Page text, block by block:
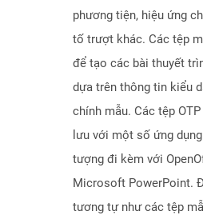
phương tiện, hiệu ứng
tố trượt khác. Các tệp
để tạo các bài thuyết
dựa trên thông tin kiểu
chính mẫu. Các tệp
lưu với một số ứng
tượng đi kèm với
Microsoft PowerPoint.
tương tự như các tệp